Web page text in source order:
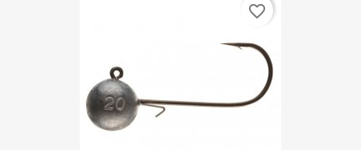
favorite_border